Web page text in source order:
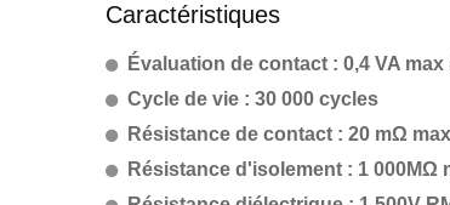
Caractéristiques
Évaluation de contact : 0,4 VA max
Cycle de vie : 30 000 cycles
Résistance de contact : 20 mΩ
Résistance d'isolement : 1 000MΩ